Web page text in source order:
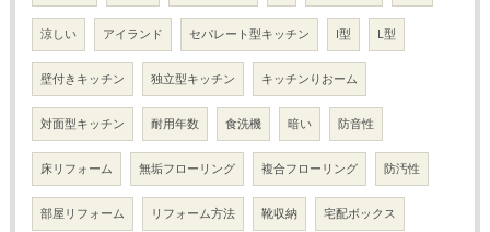
涼しい アイランド セパレート型キッチン I型 L型
壁付きキッチン 独立型キッチン キッチンりおーム
対面型キッチン 耐用年数 食洗機 暗い 防音性
床リフォーム 無垢フローリング 複合フローリング 防汚性
部屋リフォーム リフォーム方法 靴収納 宅配ボックス